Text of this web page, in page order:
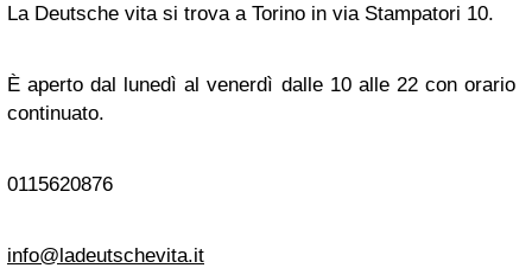
La Deutsche vita si trova a Torino in via Stampatori 10.
È aperto dal lunedì al venerdì dalle 10 alle 22 con orario
continuato.
0115620876
info@ladeutschevita.it